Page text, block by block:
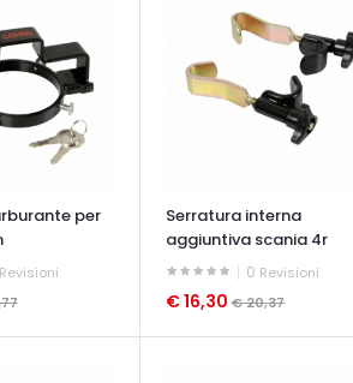
per
Revisioni
Serratura interna
aggiuntiva scania 4r
0 Revisioni
€ 16,30 € 20,37
OCCHIATA VELOCE